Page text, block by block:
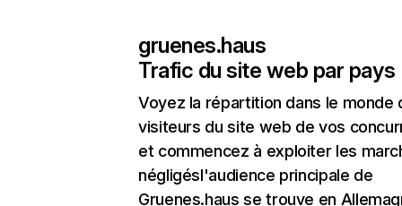
gruenes.haus
Trafic du site web par pays
Voyez la répartition dans le monde
visiteurs du site web de vos
et commencez à exploiter les
négligésl'audience principale de
Gruenes.haus se trouve en